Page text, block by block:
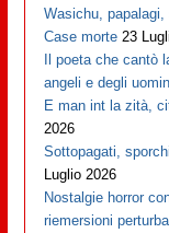
Wasichu,
Case morte 23
Il poeta che cantò
angeli e degli
E man int la zità,
2026
Sottopagati,
Luglio 2026
Nostalgie horror
riemersioni